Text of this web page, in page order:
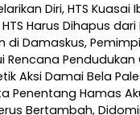
Diri, HTS Kuasai
Harus Dihapus
Damaskus,
Rencana Pendudukan
Aksi Damai Bela
Penentang Hamas
Bertambah,